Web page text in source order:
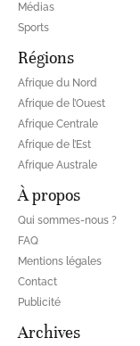
Médias
Sports
Régions
Afrique du Nord
Afrique de l’Ouest
Afrique Centrale
Afrique de l’Est
Afrique Australe
À propos
Qui sommes-nous ?
FAQ
Mentions légales
Contact
Publicité
Archives